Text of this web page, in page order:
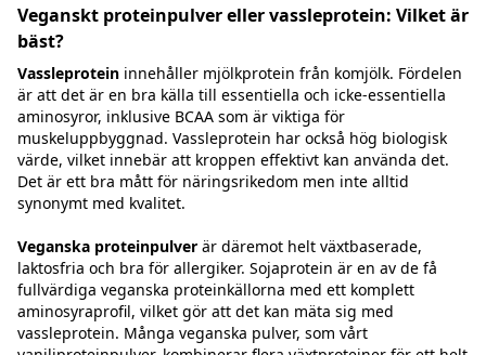
Veganskt proteinpulver eller vassleprotein: Vilket är
bäst?
Vassleprotein innehåller mjölkprotein från komjölk. Fördelen
är att det är en bra källa till essentiella och icke-essentiella
aminosyror, inklusive BCAA som är viktiga för
muskeluppbyggnad. Vassleprotein har också hög biologisk
värde, vilket innebär att kroppen effektivt kan använda det.
Det är ett bra mått för näringsrikedom men inte alltid
synonymt med kvalitet.
Veganska proteinpulver är däremot helt växtbaserade,
laktosfria och bra för allergiker. Sojaprotein är en av de få
fullvärdiga veganska proteinkällorna med ett komplett
aminosyraprofil, vilket gör att det kan mäta sig med
vassleprotein. Många veganska pulver, som vårt